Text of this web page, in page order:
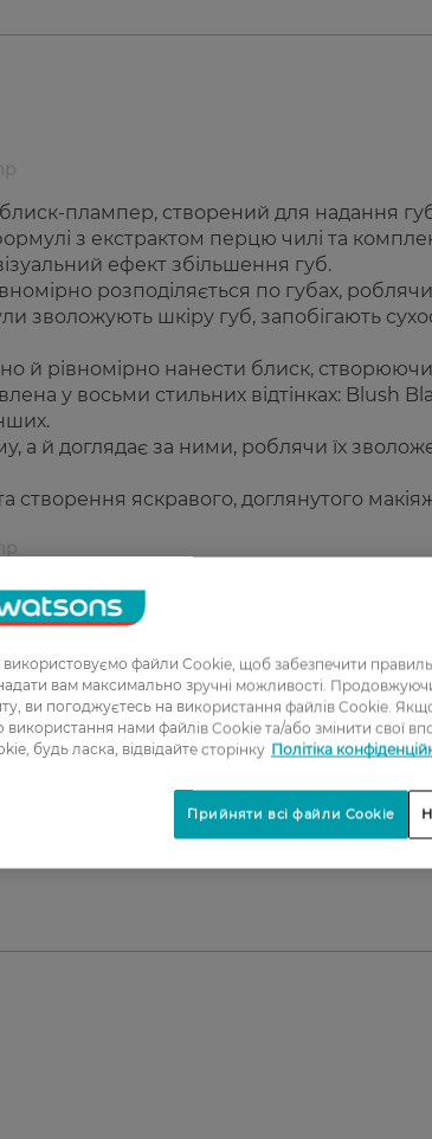
плампер, створений для надання
з екстрактом перцю чилі та
ефект збільшення губ.
розподіляється по губах,
шкіру губ, запобігають
й рівномірно нанести блиск, створюючи
у восьми стильних відтінках: Blush
а й доглядає за ними, роблячи їх
створення яскравого, доглянутого
перцю чилі та комплексу Maxi-
губ.
покриття.
макіяжу губ.
файли Cookie, щоб забезпечити
вам максимально зручні можливості.
ви погоджуєтесь на використання файлів Cookie.
використання нами файлів Cookie та/або змінити свої
будь ласка, відвідайте сторінку Політіка
Прийняти всі файли Cookie